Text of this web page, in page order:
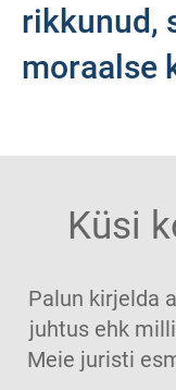
rikkunud,
moraalse
Küsi
Palun kirjelda
juhtus ehk
Meie juristi